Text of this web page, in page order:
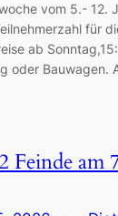
vom 5.- 12.
für
ab
oder Bauwagen.
Feinde am